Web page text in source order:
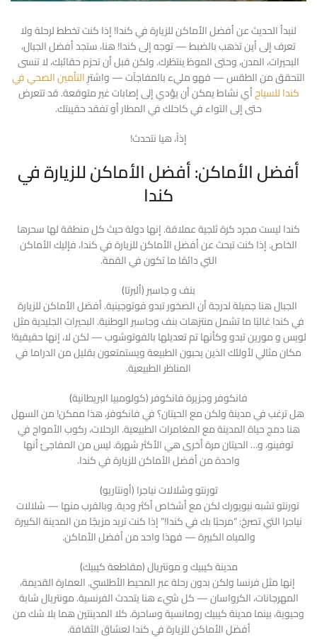
لنبدأ الحديث عن أفضل الأماكن للزيارة في كندا! إذا كنت تخطط لرحلة ولا
تعرف إلى أين تذهب بالضبط — توجه إلى كندا! هنا، ستجد أفضل الجبال،
البحيرات، المدن، وحتى الموظ ينتظرك. ولكن قبل أن تحزم حقائبك، لا تنسى
التحقق من الطقس — فهو مليء بالمفاجآت — واشترِالتأمين الصحي في
كندا للسياحأي نشاط يمكن أن يؤدي إلى إصابات غير متوقعة. قد تتعرض
حتى إلى التواء في كاحلك في المطار أو تفقد حقيبتك.
إذاً، هيا نتحدث!
أفضل الأماكن: أفضل الأماكن للزيارة في
كندا
كندا ليست مجرد كرة ثلجية عملاقة. إنها دولة حيث كل منطقة لها سحرها
الخاص. إذا كنت تبحث عن أفضل الأماكن للزيارة في كندا، فإليك الأماكن
التي دائمًا ما تكون في القمة.
بنف و جاسبر (ألبرتا)
الجبال هنا جميلة لدرجة أن الصخور تبدو فوتوجينية. أفضل الأماكن للزيارة
في كندا غالبًا ما تشمل منتزهات بنف وجاسبر الوطنية. البحيرات الجليدية مثل
لويس و مورين تبدو وكأنها تم تعديلها بالفوتوشوب — لكن لا، إنها حقيقية!
مكان مثالي لأولئك الذين يحبون الطبيعة ويستمتعون بقليل من الدراما في
المناظر الطبيعية.
فانكوفر وجزيرة فانكوفر (كولومبيا البريطانية)
هل ترغب في مدينة ولكن مع الحيتان؟ في فانكوفر، هذا ممكن! من السهل
هنا دمج حياة المدينة مع المغامرات الطبيعية. الرحلات، ركوب الأمواج في
توفينو، و… الحيتان مرة أخرى هي الأكثر شهرة. ليس من المفاجئ أنها
واحدة من أفضل الأماكن للزيارة في كندا.
تورنتو وشلالات نياجرا (أونتاريو)
تورنتو تشبه نيويورك لكن مع أشخاص أكثر ودية. وبالقرب منها — شلالات
نياجرا التي تصرخ: “مرحبًا بك في كندا!” إذا كنت تريد مزيجًا من المدينة الكبيرة
والمياه الكبيرة — فهذا واحد من أفضل الأماكن.
مدينة كيبيك و مونتريال (مقاطعة كيبيك)
إنها مثل فرنسا ولكن بدون رحلة عبر المحيط الأطلسي. العمارة القديمة،
المهرجانات، الكرواسان — كل شيء هنا يتحدث الفرنسية. مونتريال شابة
وحيوية، بينما مدينة كيبيك رومانسية وساحرة. كلا المدينتين هما بلا شك من
أفضل الأماكن للزيارة في كندا لعشاق الثقافة.